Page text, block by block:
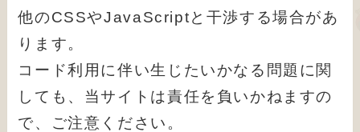
他のCSSやJavaScriptと干渉する場合があ
ります。
コード利用に伴い生じたいかなる問題に関
しても、当サイトは責任を負いかねますの
で、ご注意ください。